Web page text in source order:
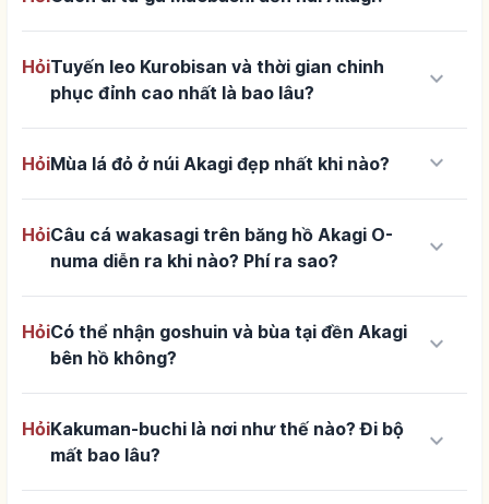
HỏiTuyến leo Kurobisan và thời gian chinh
phục đỉnh cao nhất là bao lâu?
keyboard_arrow_down
HỏiMùa lá đỏ ở núi Akagi đẹp nhất khi nào? keyboard_arrow_down
HỏiCâu cá wakasagi trên băng hồ Akagi O-
numa diễn ra khi nào? Phí ra sao?
keyboard_arrow_down
HỏiCó thể nhận goshuin và bùa tại đền Akagi
bên hồ không?
keyboard_arrow_down
HỏiKakuman-buchi là nơi như thế nào? Đi bộ
mất bao lâu?
keyboard_arrow_down